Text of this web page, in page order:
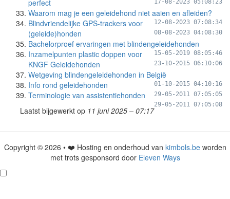
perfect
17-08-2023 05:08:23
Waarom mag je een geleidehond niet aaien en afleiden?
12-08-2023 07:08:34
Blindvriendelijke GPS-trackers voor
(geleide)honden
08-08-2023 04:08:30
Bachelorproef ervaringen met blindengeleidehonden
15-05-2019 08:05:46
Inzamelpunten plastic doppen voor
KNGF Geleidehonden
23-10-2015 06:10:06
Wetgeving blindengeleidehonden in België
01-10-2015 04:10:16
Info rond geleidehonden
29-05-2011 07:05:05
Terminologie van assistentiehonden
29-05-2011 07:05:08
Laatst bijgewerkt op 11 juni 2025 – 07:17
Copyright © 2026 • ❤️ Hosting en onderhoud van kimbols.beworden
met trots gesponsord door Eleven Ways